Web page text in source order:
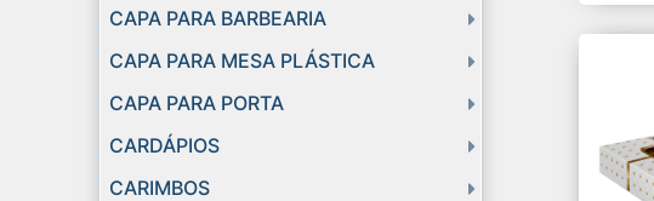
CAPA PARA BARBEARIA
CAPA PARA MESA PLÁSTICA
CAPA PARA PORTA
CARDÁPIOS
CARIMBOS